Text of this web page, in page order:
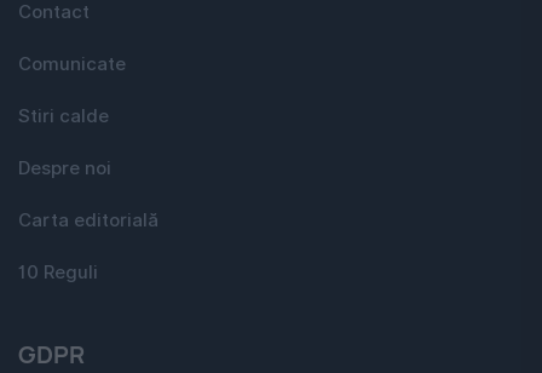
Contact
Comunicate
Stiri calde
Despre noi
Carta editorială
10 Reguli
GDPR